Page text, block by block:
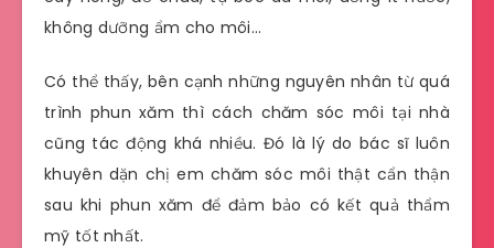
không dưỡng ẩm cho môi…
Có thể thấy, bên cạnh những nguyên nhân từ quá
trình phun xăm thì cách chăm sóc môi tại nhà
cũng tác động khá nhiều. Đó là lý do bác sĩ luôn
khuyên dặn chị em chăm sóc môi thật cẩn thận
sau khi phun xăm để đảm bảo có kết quả thẩm
mỹ tốt nhất.